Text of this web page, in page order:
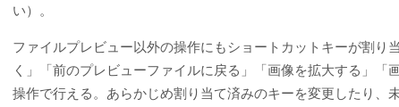
い）。
ファイルプレビュー以外の操作にもショートカットキーが割
く」「前のプレビューファイルに戻る」「画像を拡大する」
操作で行える。あらかじめ割り当て済みのキーを変更したり、